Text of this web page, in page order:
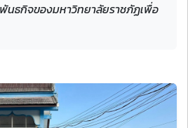
ธกิจของมหาวิทยาลัยราชภัฏเพื่อ